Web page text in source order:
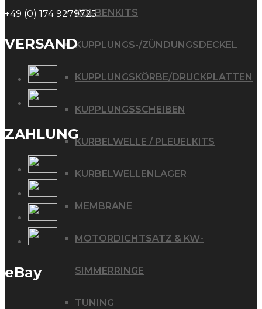
KOLBENKITS
KUPPLUNGS-/ZÜNDUNGSDECKEL
KUPPLUNGSKÖRBE/DRUCKPLATTEN
KUPPLUNGSSCHEIBEN
KURBELWELLE / PLEUELKITS
KURBELWELLENLAGER
MEMBRANE
MOTORDICHTSATZ & KW-
SIMMERRINGE
TUNING
+49 (0) 174 9279725
VERSAND
ZAHLUNG
eBay